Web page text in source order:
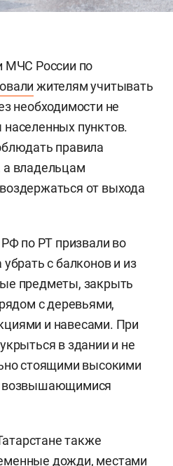
МЧС России по
жителям учитывать
необходимости не
пунктов.
правила
владельцам
от выхода
по РТ призвали во
с балконов и из
предметы, закрыть
с деревьями,
и навесами. При
в здании и не
стоящими высокими
возвышающимися
также
дожди, местами